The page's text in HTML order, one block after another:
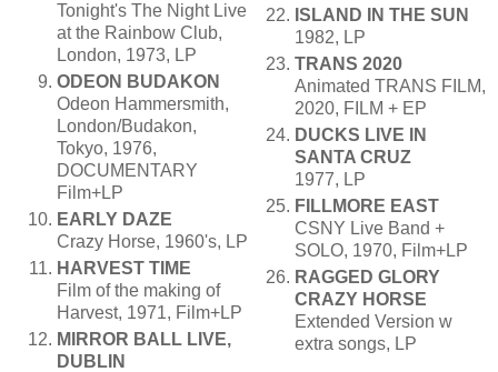
Tonight's The Night Live
at the Rainbow Club,
London, 1973, LP
ODEON BUDAKON
Odeon Hammersmith,
London/Budakon,
Tokyo, 1976,
DOCUMENTARY
Film+LP
EARLY DAZE
Crazy Horse, 1960's, LP
HARVEST TIME
Film of the making of
Harvest, 1971, Film+LP
MIRROR BALL LIVE‚
DUBLIN
ISLAND IN THE SUN
1982, LP
TRANS 2020
Animated TRANS FILM,
2020, FILM + EP
DUCKS LIVE IN
SANTA CRUZ
1977, LP
FILLMORE EAST
CSNY Live Band +
SOLO, 1970, Film+LP
RAGGED GLORY
CRAZY HORSE
Extended Version w
extra songs, LP